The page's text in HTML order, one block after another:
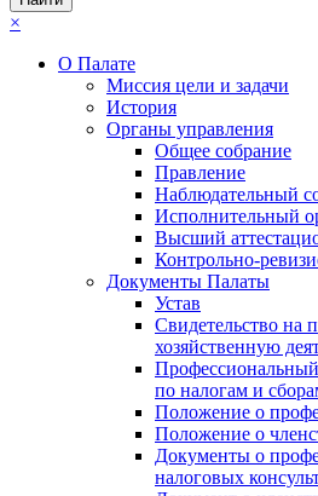
×
О Палате
Миссия цели и задачи
История
Органы управления
Общее собрание
Правление
Наблюдательный
Исполнительный
Высший
Контрольно-
Документы Палаты
Устав
Свидетельство на
хозяйственную
Профессиональный
по налогам и
Положение о
Положение о
Документы о
налоговых